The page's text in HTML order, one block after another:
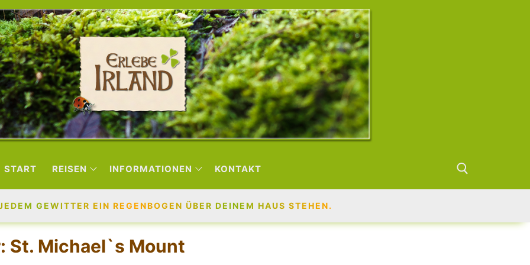
START REISEN INFORMATIONEN KONTAKT
GEWITTER EIN REGENBOGEN ÜBER DEINEM HAUS STEHEN.
St. Michael`s Mount